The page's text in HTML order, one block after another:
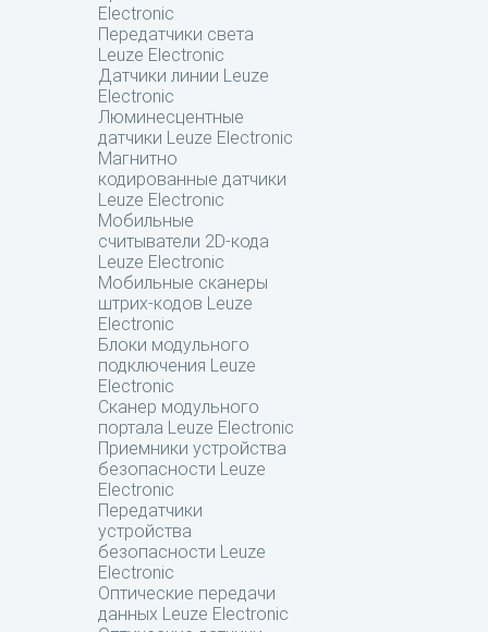
Electronic
Передатчики света
Leuze Electronic
Датчики линии Leuze
Electronic
Люминесцентные
датчики Leuze Electronic
Магнитно
кодированные датчики
Leuze Electronic
Мобильные
считыватели 2D-кода
Leuze Electronic
Мобильные сканеры
штрих-кодов Leuze
Electronic
Блоки модульного
подключения Leuze
Electronic
Сканер модульного
портала Leuze Electronic
Приемники устройства
безопасности Leuze
Electronic
Передатчики
устройства
безопасности Leuze
Electronic
Оптические передачи
данных Leuze Electronic